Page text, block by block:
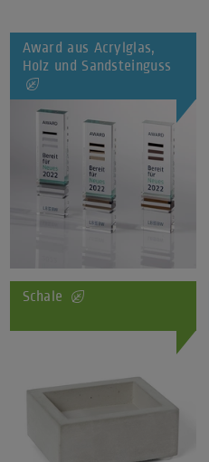
Award aus Acrylglas,
Holz und Sandsteinguss
Schale